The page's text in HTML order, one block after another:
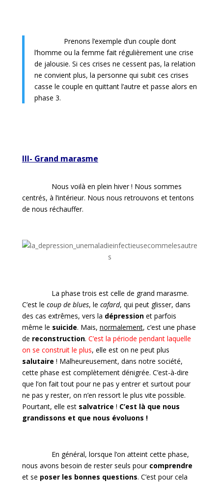
Prenons l’exemple d’un couple dont
l’homme ou la femme fait régulièrement une crise
de jalousie. Si ces crises ne cessent pas, la relation
ne convient plus, la personne qui subit ces crises
casse le couple en quittant l’autre et passe alors en
phase 3.
III- Grand marasme
Nous voilà en plein hiver ! Nous sommes
centrés, à l’intérieur. Nous nous retrouvons et tentons
de nous réchauffer.
La phase trois est celle de grand marasme.
C’est le coup de blues, le cafard, qui peut glisser, dans
des cas extrêmes, vers la dépressionet parfois
même le suicide. Mais, normalement, c’est une phase
de reconstruction. C’est la période pendant laquelle
on se construit le plus, elle est on ne peut plus
salutaire ! Malheureusement, dans notre société,
cette phase est complètement dénigrée. C’est-à-dire
que l’on fait tout pour ne pas y entrer et surtout pour
ne pas y rester, on n’en ressort le plus vite possible.
Pourtant, elle est salvatrice ! C’est là que nous
grandissons et que nous évoluons !
En général, lorsque l’on atteint cette phase,
nous avons besoin de rester seuls pour comprendre
et se poser les bonnes questions. C’est pour cela